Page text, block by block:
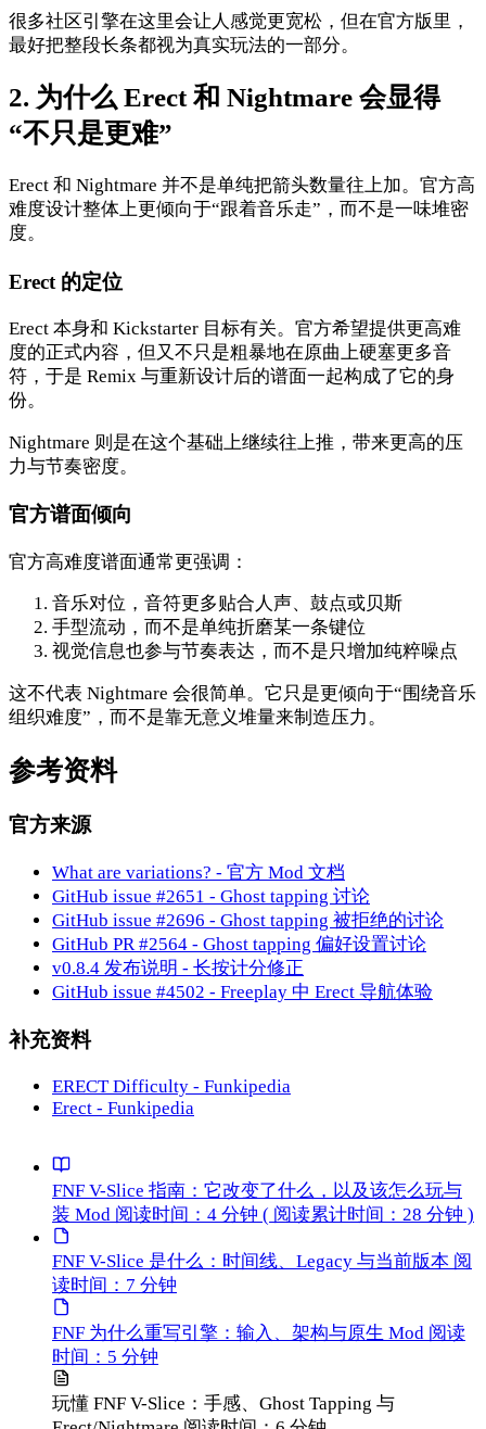
很多社区引擎在这里会让人感觉更宽松，但在官方版里，
最好把整段长条都视为真实玩法的一部分。
2. 为什么 Erect 和 Nightmare 会显得
“不只是更难”
Erect 和 Nightmare 并不是单纯把箭头数量往上加。官方高
难度设计整体上更倾向于“跟着音乐走”，而不是一味堆密
度。
Erect 的定位
Erect 本身和 Kickstarter 目标有关。官方希望提供更高难
度的正式内容，但又不只是粗暴地在原曲上硬塞更多音
符，于是 Remix 与重新设计后的谱面一起构成了它的身
份。
Nightmare 则是在这个基础上继续往上推，带来更高的压
力与节奏密度。
官方谱面倾向
官方高难度谱面通常更强调：
音乐对位，音符更多贴合人声、鼓点或贝斯
手型流动，而不是单纯折磨某一条键位
视觉信息也参与节奏表达，而不是只增加纯粹噪点
这不代表 Nightmare 会很简单。它只是更倾向于“围绕音乐
组织难度”，而不是靠无意义堆量来制造压力。
参考资料
官方来源
What are variations? - 官方 Mod 文档
GitHub issue #2651 - Ghost tapping 讨论
GitHub issue #2696 - Ghost tapping 被拒绝的讨论
GitHub PR #2564 - Ghost tapping 偏好设置讨论
v0.8.4 发布说明 - 长按计分修正
GitHub issue #4502 - Freeplay 中 Erect 导航体验
补充资料
ERECT Difficulty - Funkipedia
Erect - Funkipedia
FNF V-Slice 指南：它改变了什么，以及该怎么玩与
装 Mod 阅读时间：4 分钟 ( 阅读累计时间：28 分钟 )
FNF V-Slice 是什么：时间线、Legacy 与当前版本 阅
读时间：7 分钟
FNF 为什么重写引擎：输入、架构与原生 Mod 阅读
时间：5 分钟
玩懂 FNF V-Slice：手感、Ghost Tapping 与